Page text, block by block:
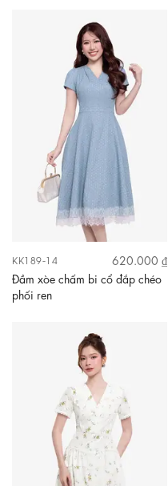
KK189-14
620.000 ₫
Đầm xòe chấm bi cổ đắp chéo
phối ren